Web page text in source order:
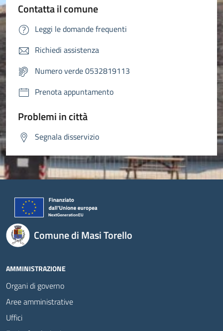
Contatta il comune
Leggi le domande frequenti
Richiedi assistenza
Numero verde 0532819113
Prenota appuntamento
Problemi in città
Segnala disservizio
Comune di Masi Torello
AMMINISTRAZIONE
Organi di governo
Aree amministrative
Uffici